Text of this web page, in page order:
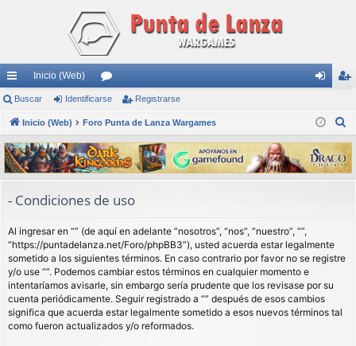
nl
ac
es
rá
s
Inicio (Web)
or
os nti
fic
ar
ist
ra
rs
Buscar Identificarse Registrarse
Inicio (Web) Foro Punta de Lanza Wargames
s
c
- Condiciones de uso
Al ingresar en “” (de aquí en adelante “nosotros”, “nos”, “nuestro”, “”,
“https://puntadelanza.net/Foro/phpBB3”), usted acuerda estar legalmente
sometido a los siguientes términos. En caso contrario por favor no se registre
y/o use “”. Podemos cambiar estos términos en cualquier momento e
intentaríamos avisarle, sin embargo sería prudente que los revisase por su
cuenta periódicamente. Seguir registrado a “” después de esos cambios
significa que acuerda estar legalmente sometido a esos nuevos términos tal
como fueron actualizados y/o reformados.